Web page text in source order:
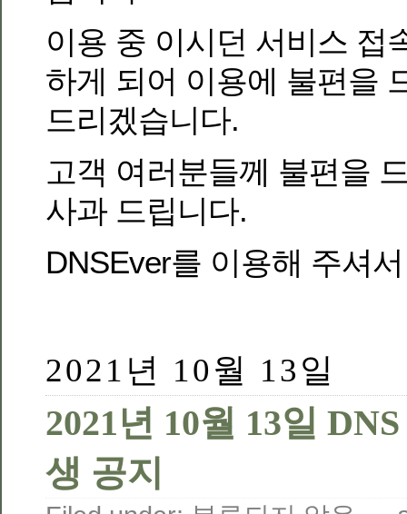
이용 중 이시던 서비스 접
하게 되어 이용에 불편을
드리겠습니다.
고객 여러분들께 불편을
사과 드립니다.
DNSEver를 이용해 주셔
2021년 10월 13일
2021년 10월 13일
생 공지